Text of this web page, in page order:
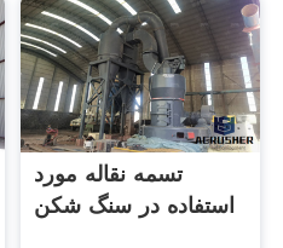
تسمه نقاله مورد
استفاده در سنگ شکن